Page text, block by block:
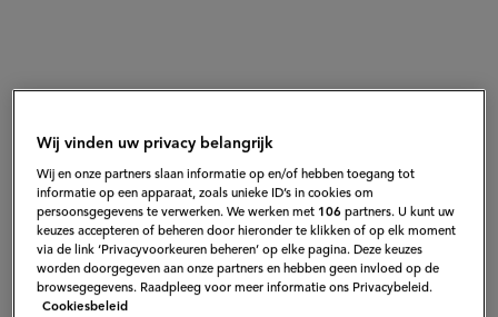
Kip tandoori ken je ongetwijfeld
van de kant-en-klaar-
Wij vinden uw privacy belangrijk
Wij en onze partners slaan informatie op en/of hebben toegang tot
informatie op een apparaat, zoals unieke ID’s in cookies om
persoonsgegevens te verwerken. We werken met 106 partners. U kunt uw
keuzes accepteren of beheren door hieronder te klikken of op elk moment
via de link ‘Privacyvoorkeuren beheren’ op elke pagina. Deze keuzes
worden doorgegeven aan onze partners en hebben geen invloed op de
browsegegevens. Raadpleeg voor meer informatie ons Privacybeleid.
Cookiesbeleid